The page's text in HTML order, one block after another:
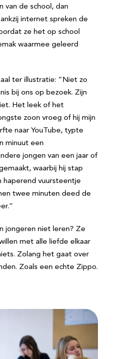
van de school, dan
internet spreken de
ze het op school
waarmee geleerd
ter illustratie: “Niet zo
bij ons op bezoek. Zijn
Het leek of het
zoon vroeg of hij mijn
naar YouTube, typte
minuut een
jongen van een jaar of
waarbij hij stap
haperend vuursteentje
twee minuten deed de
jongeren niet leren? Ze
met alle liefde elkaar
Zolang het gaat over
Zoals een echte Zippo.